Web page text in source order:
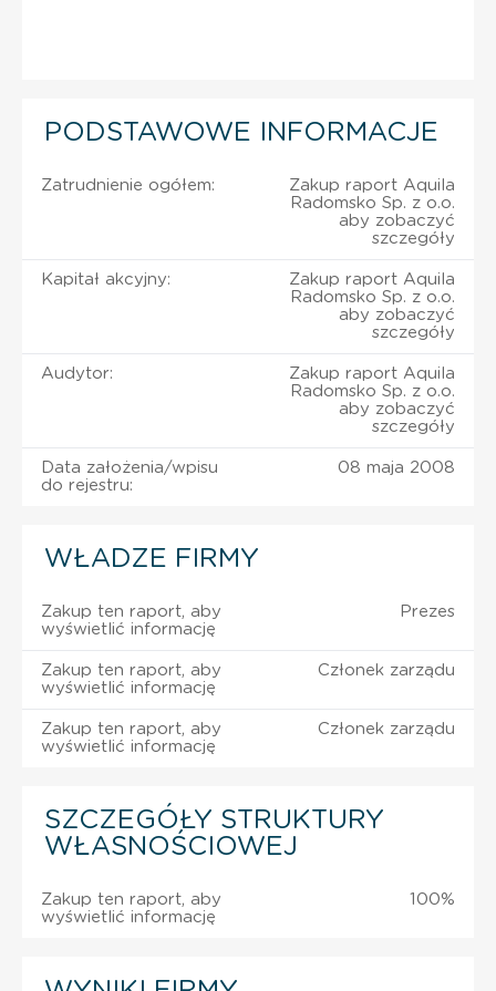
PODSTAWOWE INFORMACJE
Zatrudnienie ogółem:
Zakup raport Aquila
Radomsko Sp. z o.o.
aby zobaczyć
szczegóły
Kapitał akcyjny:
Zakup raport Aquila
Radomsko Sp. z o.o.
aby zobaczyć
szczegóły
Audytor:
Zakup raport Aquila
Radomsko Sp. z o.o.
aby zobaczyć
szczegóły
Data założenia/wpisu
do rejestru:
08 maja 2008
WŁADZE FIRMY
Zakup ten raport, aby
wyświetlić informację
Prezes
Zakup ten raport, aby
wyświetlić informację
Członek zarządu
Zakup ten raport, aby
wyświetlić informację
Członek zarządu
SZCZEGÓŁY STRUKTURY
WŁASNOŚCIOWEJ
Zakup ten raport, aby
wyświetlić informację
100%